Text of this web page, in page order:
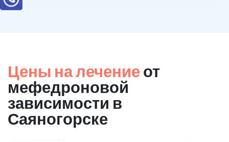
Цены на лечение от
мефедроновой
зависимости в
Саяногорске